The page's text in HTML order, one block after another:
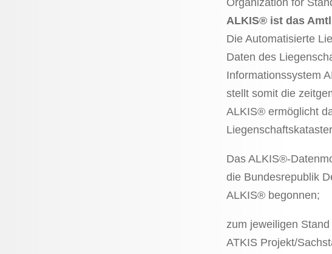
Organization for
ALKIS® ist das
Die Automatisierte
Daten des
Informationssystem
stellt somit die
ALKIS® ermöglicht
Das ALKIS®-
die Bundesrepublik
ALKIS® begonnen;
zum jeweiligen
ATKIS Projekt/